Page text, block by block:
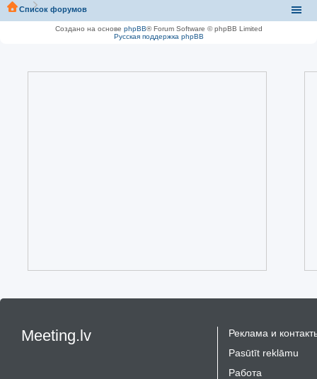
Список форумов
Создано на основе phpBB® Forum Software © phpBB Limited
Русская поддержка phpBB
Meeting.lv
Реклама и
Pasūtīt reklāmu
Работа